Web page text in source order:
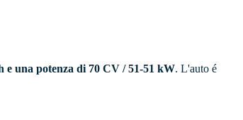
e una potenza di 70 CV / 51-51 kW. L'auto é